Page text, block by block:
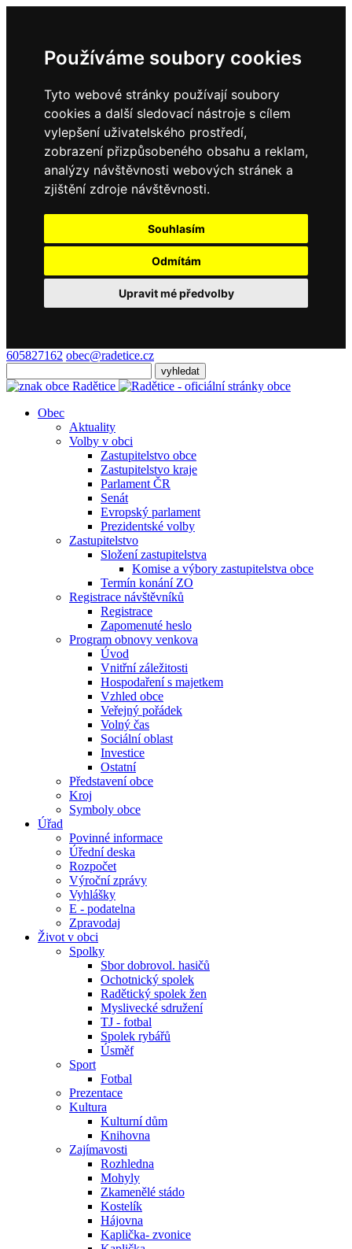
Používáme soubory cookies
Tyto webové stránky používají soubory
cookies a další sledovací nástroje s cílem
vylepšení uživatelského prostředí,
zobrazení přizpůsobeného obsahu a reklam,
analýzy návštěvnosti webových stránek a
zjištění zdroje návštěvnosti.
Souhlasím
Odmítám
Upravit mé předvolby
605827162 obec@radetice.cz
Obec
Aktuality
Volby v obci
Zastupitelstvo obce
Zastupitelstvo kraje
Parlament ČR
Senát
Evropský parlament
Prezidentské volby
Zastupitelstvo
Složení zastupitelstva
Komise a výbory zastupitelstva obce
Termín konání ZO
Registrace návštěvníků
Registrace
Zapomenuté heslo
Program obnovy venkova
Úvod
Vnitřní záležitosti
Hospodaření s majetkem
Vzhled obce
Veřejný pořádek
Volný čas
Sociální oblast
Investice
Ostatní
Představení obce
Kroj
Symboly obce
Úřad
Povinné informace
Úřední deska
Rozpočet
Výroční zprávy
Vyhlášky
E - podatelna
Zpravodaj
Život v obci
Spolky
Sbor dobrovol. hasičů
Ochotnický spolek
Radětický spolek žen
Myslivecké sdružení
TJ - fotbal
Spolek rybářů
Úsměf
Sport
Fotbal
Prezentace
Kultura
Kulturní dům
Knihovna
Zajímavosti
Rozhledna
Mohyly
Zkamenělé stádo
Kostelík
Hájovna
Kaplička- zvonice